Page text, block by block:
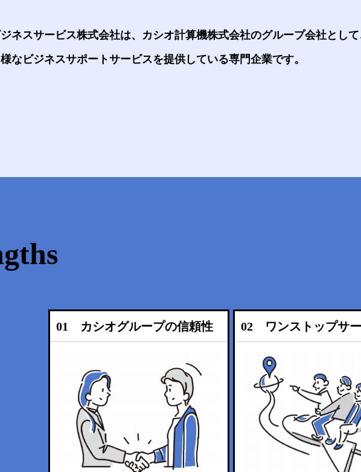
ネスサービス株式会社は、カシオ計算機株式会社のグループ会社とし
なビジネスサポートサービスを提供している専門企業です。
01 カシオグループの信頼性 02 ワンストップサ